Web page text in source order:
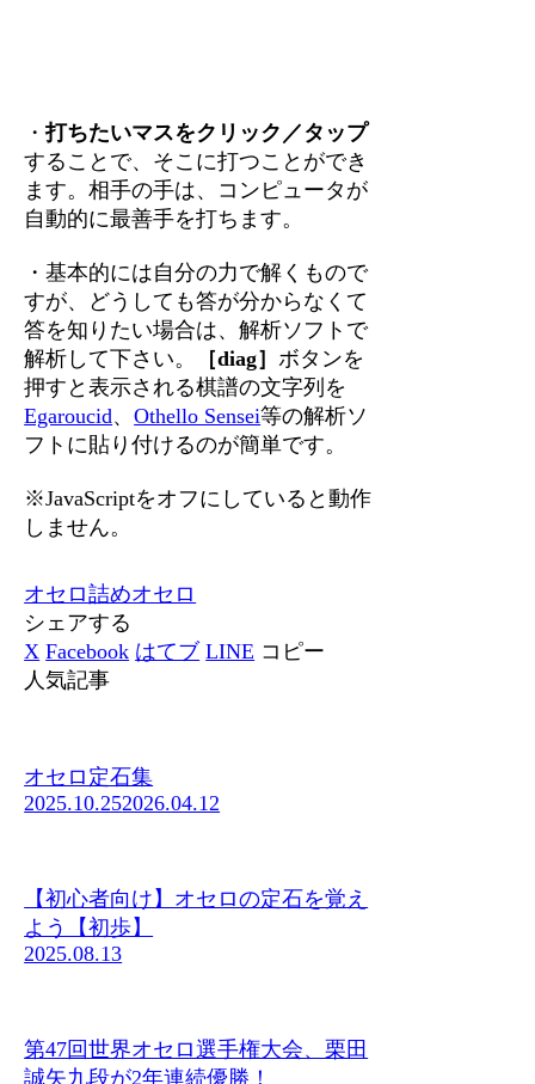
・打ちたいマスをクリック／タップ
することで、そこに打つことができ
ます。相手の手は、コンピュータが
自動的に最善手を打ちます。
・基本的には自分の力で解くもので
すが、どうしても答が分からなくて
答を知りたい場合は、解析ソフトで
解析して下さい。
［diag］ ボタンを
押すと表示される棋譜の文字列を
Egaroucid、Othello Sensei等の解析ソ
フトに貼り付けるのが簡単です。
※JavaScriptをオフにしていると動作
しません。
オセロ詰めオセロ
シェアする
X Facebook はてブ LINE コピー
人気記事
オセロ定石集
2025.10.252026.04.12
【初心者向け】オセロの定石を覚え
よう【初歩】
2025.08.13
第47回世界オセロ選手権大会、栗田
誠矢九段が2年連続優勝！